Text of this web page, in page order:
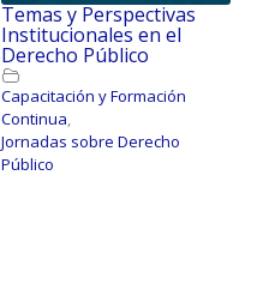
Temas y Perspectivas
Institucionales en el
Derecho Público
Capacitación y Formación
Continua,
Jornadas sobre Derecho
Público